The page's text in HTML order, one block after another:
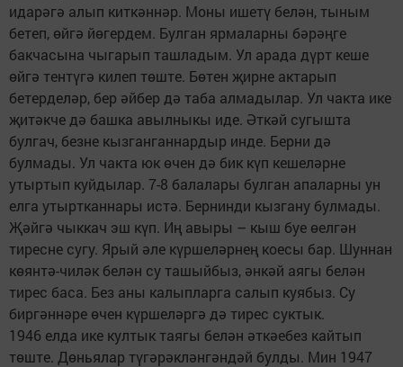
идарәгә алып киткәннәр. Моны ишетү белән, тыным
бетеп, өйгә йөгердем. Булган ярмаларны бәрәңге
бакчасына чыгарып ташладым. Ул арада дүрт кеше
өйгә тентүгә килеп төште. Бөтен җирне актарып
бетерделәр, бер әйбер дә таба алмадылар. Ул чакта ике
җитәкче дә башка авылныкы иде. Әткәй сугышта
булгач, безне кызганганнардыр инде. Берни дә
булмады. Ул чакта юк өчен дә бик күп кешеләрне
утыртып куйдылар. 7-8 балалары булган апаларны ун
елга утыртканнары истә. Бернинди кызгану булмады.
Җәйгә чыккач эш күп. Иң авыры – кыш буе өелгән
тиресне сугу. Ярый әле күршеләрнең коесы бар. Шуннан
көянтә-чиләк белән су ташыйбыз, әнкәй аягы белән
тирес баса. Без аны калыпларга салып куябыз. Су
биргәннәре өчен күршеләргә дә тирес суктык.
1946 елда ике култык таягы белән әткәебез кайтып
төште. Дөньялар түгәрәкләнгәндәй булды. Мин 1947